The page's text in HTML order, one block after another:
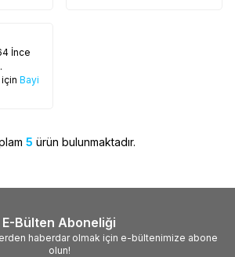
İnce
için Bayi
5 ürün bulunmaktadır.
E-Bülten Aboneliği
haberdar olmak için e-bültenimize abone
olun!